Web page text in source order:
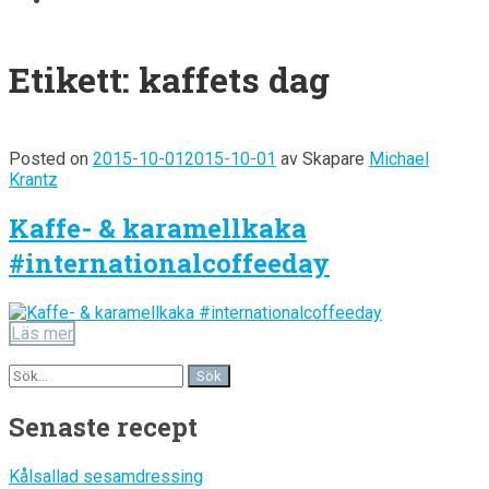
Etikett: kaffets dag
Posted on 2015-10-012015-10-01 av Skapare Michael
Krantz
Kaffe- & karamellkaka
#internationalcoffeeday
Läs mer
Senaste recept
Kålsallad sesamdressing